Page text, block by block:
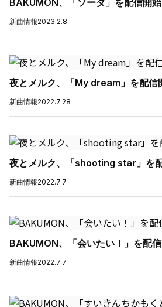
BAKUMON、「ソーダ」を配信開始
新曲情報2023.2.8
夜とメルク、「My dream」を配信
新曲情報2022.7.28
夜とメルク、「shooting star」を
新曲情報2022.7.7
BAKUMON、「会いたい！」を配
新曲情報2022.7.7